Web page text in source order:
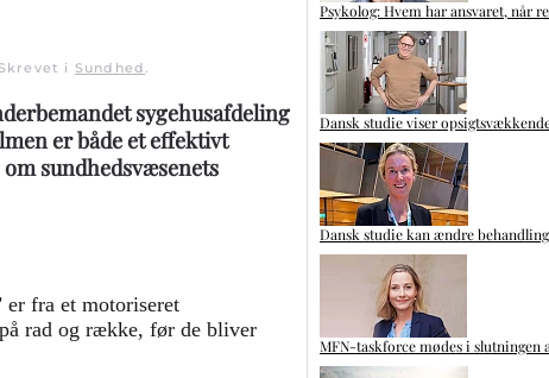
i Sundhed.
sygehusafdeling
er både et effektivt
sundhedsvæsenets
er fra et motoriseret
rad og række, før de bliver
Psykolog: Hvem har ansvaret, når
Dansk studie viser
Dansk studie kan ændre
MFN-taskforce mødes i slutningen